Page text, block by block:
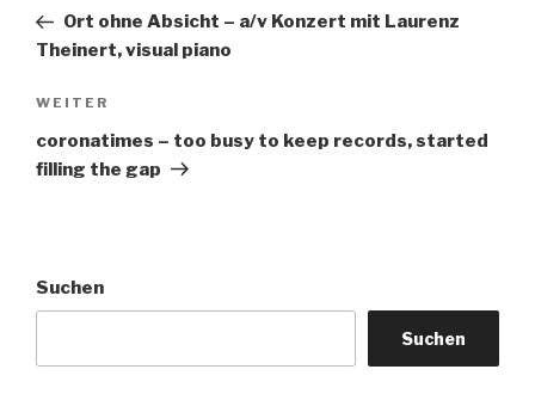
Beitrag
Ort ohne Absicht – a/v Konzert mit Laurenz
Theinert, visual piano
Nächster
Beitrag
WEITER
coronatimes – too busy to keep records, started
filling the gap
Suchen
Suchen